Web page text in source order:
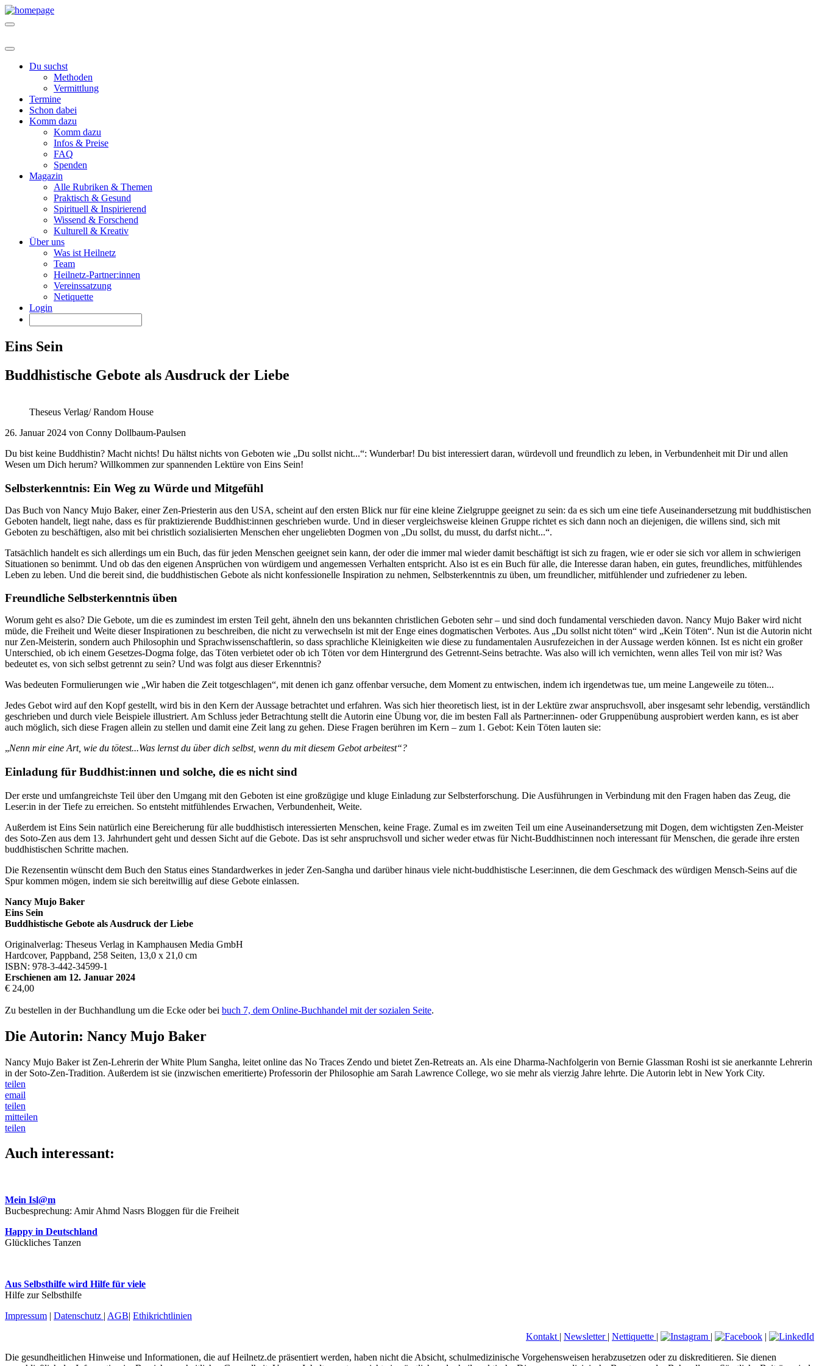
Du suchst
Methoden
Vermittlung
Termine
Schon dabei
Komm dazu
Komm dazu
Infos & Preise
FAQ
Spenden
Magazin
Alle Rubriken & Themen
Praktisch & Gesund
Spirituell & Inspirierend
Wissend & Forschend
Kulturell & Kreativ
Über uns
Was ist Heilnetz
Team
Heilnetz-Partner:innen
Vereinssatzung
Netiquette
Login
Eins Sein
Buddhistische Gebote als Ausdruck der Liebe
Theseus Verlag/ Random House
26. Januar 2024 von Conny Dollbaum-Paulsen
Du bist keine Buddhistin? Macht nichts! Du hältst nichts von Geboten wie „Du sollst nicht...“: Wunderbar! Du bist interessiert daran, würdevoll und freundlich zu leben, in Verbundenheit mit Dir und allen
Wesen um Dich herum? Willkommen zur spannenden Lektüre von Eins Sein!
Selbsterkenntnis: Ein Weg zu Würde und Mitgefühl
Das Buch von Nancy Mujo Baker, einer Zen-Priesterin aus den USA, scheint auf den ersten Blick nur für eine kleine Zielgruppe geeignet zu sein: da es sich um eine tiefe Auseinandersetzung mit buddhistischen
Geboten handelt, liegt nahe, dass es für praktizierende Buddhist:innen geschrieben wurde. Und in dieser vergleichsweise kleinen Gruppe richtet es sich dann noch an diejenigen, die willens sind, sich mit
Geboten zu beschäftigen, also mit bei christlich sozialisierten Menschen eher ungeliebten Dogmen von „Du sollst, du musst, du darfst nicht...“.
Tatsächlich handelt es sich allerdings um ein Buch, das für jeden Menschen geeignet sein kann, der oder die immer mal wieder damit beschäftigt ist sich zu fragen, wie er oder sie sich vor allem in schwierigen
Situationen so benimmt. Und ob das den eigenen Ansprüchen von würdigem und angemessen Verhalten entspricht. Also ist es ein Buch für alle, die Interesse daran haben, ein gutes, freundliches, mitfühlendes
Leben zu leben. Und die bereit sind, die buddhistischen Gebote als nicht konfessionelle Inspiration zu nehmen, Selbsterkenntnis zu üben, um freundlicher, mitfühlender und zufriedener zu leben.
Freundliche Selbsterkenntnis üben
Worum geht es also? Die Gebote, um die es zumindest im ersten Teil geht, ähneln den uns bekannten christlichen Geboten sehr – und sind doch fundamental verschieden davon. Nancy Mujo Baker wird nicht
müde, die Freiheit und Weite dieser Inspirationen zu beschreiben, die nicht zu verwechseln ist mit der Enge eines dogmatischen Verbotes. Aus „Du sollst nicht töten“ wird „Kein Töten“. Nun ist die Autorin nicht
nur Zen-Meisterin, sondern auch Philosophin und Sprachwissenschaftlerin, so dass sprachliche Kleinigkeiten wie diese zu fundamentalen Ausrufezeichen in der Aussage werden können. Ist es nicht ein großer
Unterschied, ob ich einem Gesetzes-Dogma folge, das Töten verbietet oder ob ich Töten vor dem Hintergrund des Getrennt-Seins betrachte. Was also will ich vernichten, wenn alles Teil von mir ist? Was
bedeutet es, von sich selbst getrennt zu sein? Und was folgt aus dieser Erkenntnis?
Was bedeuten Formulierungen wie „Wir haben die Zeit totgeschlagen“, mit denen ich ganz offenbar versuche, dem Moment zu entwischen, indem ich irgendetwas tue, um meine Langeweile zu töten...
Jedes Gebot wird auf den Kopf gestellt, wird bis in den Kern der Aussage betrachtet und erfahren. Was sich hier theoretisch liest, ist in der Lektüre zwar anspruchsvoll, aber insgesamt sehr lebendig, verständlich
geschrieben und durch viele Beispiele illustriert. Am Schluss jeder Betrachtung stellt die Autorin eine Übung vor, die im besten Fall als Partner:innen- oder Gruppenübung ausprobiert werden kann, es ist aber
auch möglich, sich diese Fragen allein zu stellen und damit eine Zeit lang zu gehen. Diese Fragen berühren im Kern – zum 1. Gebot: Kein Töten lauten sie:
„Nenn mir eine Art, wie du tötest...Was lernst du über dich selbst, wenn du mit diesem Gebot arbeitest“?
Einladung für Buddhist:innen und solche, die es nicht sind
Der erste und umfangreichste Teil über den Umgang mit den Geboten ist eine großzügige und kluge Einladung zur Selbsterforschung. Die Ausführungen in Verbindung mit den Fragen haben das Zeug, die
Leser:in in der Tiefe zu erreichen. So entsteht mitfühlendes Erwachen, Verbundenheit, Weite.
Außerdem ist Eins Sein natürlich eine Bereicherung für alle buddhistisch interessierten Menschen, keine Frage. Zumal es im zweiten Teil um eine Auseinandersetzung mit Dogen, dem wichtigsten Zen-Meister
des Soto-Zen aus dem 13. Jahrhundert geht und dessen Sicht auf die Gebote. Das ist sehr anspruchsvoll und sicher weder etwas für Nicht-Buddhist:innen noch interessant für Menschen, die gerade ihre ersten
buddhistischen Schritte machen.
Die Rezensentin wünscht dem Buch den Status eines Standardwerkes in jeder Zen-Sangha und darüber hinaus viele nicht-buddhistische Leser:innen, die dem Geschmack des würdigen Mensch-Seins auf die
Spur kommen mögen, indem sie sich bereitwillig auf diese Gebote einlassen.
Nancy Mujo Baker
Eins Sein
Buddhistische Gebote als Ausdruck der Liebe
Originalverlag: Theseus Verlag in Kamphausen Media GmbH
Hardcover, Pappband, 258 Seiten, 13,0 x 21,0 cm
ISBN: 978-3-442-34599-1
Erschienen am 12. Januar 2024
€ 24,00
Zu bestellen in der Buchhandlung um die Ecke oder bei buch 7, dem Online-Buchhandel mit der sozialen Seite.
Die Autorin: Nancy Mujo Baker
Nancy Mujo Baker ist Zen-Lehrerin der White Plum Sangha, leitet online das No Traces Zendo und bietet Zen-Retreats an. Als eine Dharma-Nachfolgerin von Bernie Glassman Roshi ist sie anerkannte Lehrerin
in der Soto-Zen-Tradition. Außerdem ist sie (inzwischen emeritierte) Professorin der Philosophie am Sarah Lawrence College, wo sie mehr als vierzig Jahre lehrte. Die Autorin lebt in New York City.
teilen
email
teilen
mitteilen
teilen
Auch interessant:
Mein Isl@m
Bucbesprechung: Amir Ahmd Nasrs Bloggen für die Freiheit
Happy in Deutschland
Glückliches Tanzen
Aus Selbsthilfe wird Hilfe für viele
Hilfe zur Selbsthilfe
Impressum | Datenschutz | AGB| Ethikrichtlinien
Kontakt | Newsletter | Nettiquette | |
|
Die gesundheitlichen Hinweise und Informationen, die auf Heilnetz.de präsentiert werden, haben nicht die Absicht, schulmedizinische Vorgehensweisen herabzusetzen oder zu diskreditieren. Sie dienen